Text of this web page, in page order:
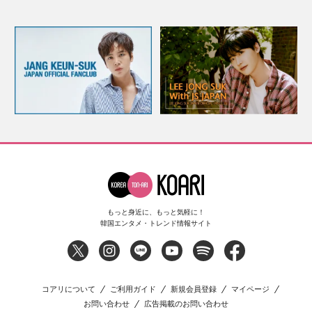
もっと身近に、もっと気軽に！
韓国エンタメ・トレンド情報サイト
コアリについて ご利用ガイド 新規会員登録
マイページ
お問い合わせ
広告掲載のお問い合わせ